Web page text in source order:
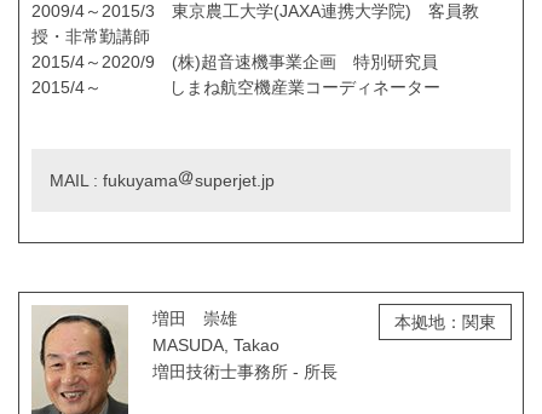
2009/4～2015/3 東京農工大学(JAXA連携大学院) 客員教
授・非常勤講師
2015/4～2020/9 (株)超音速機事業企画 特別研究員
2015/4～ しまね航空機産業コーディネーター
MAIL : fukuyama superjet.jp
増田 崇雄
MASUDA, Takao
増田技術士事務所 - 所長
本拠地：関東